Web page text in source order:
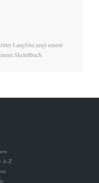
Langfilm zeigt erneut
Skelettbuch.
A-Z